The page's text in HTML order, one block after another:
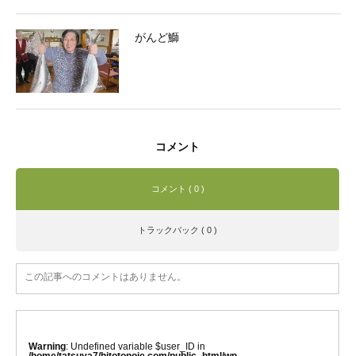
がんど鰤
コメント
コメント ( 0 )
トラックバック ( 0 )
この記事へのコメントはありません。
Warning : Undefined variable $user_ID in